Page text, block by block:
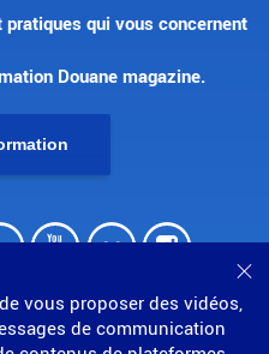
vous proposer des vidéos,
de communication
qui vous concernent
Douane magazine.
Youtube
Flickr